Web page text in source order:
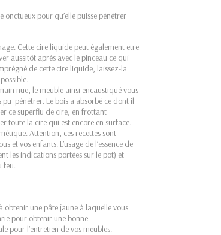
onctueux pour qu’elle puisse pénétrer
Cette cire liquide peut également être
aussitôt après avec le pinceau ce qui
de cette cire liquide, laissez-la
nue, le meuble ainsi encaustiqué vous
pu pénétrer. Le bois a absorbé ce dont il
ce superflu de cire, en frottant
toute la cire qui est encore en surface.
Attention, ces recettes sont
et vos enfants. L’usage de l’essence de
les indications portées sur le pot) et
feu.
obtenir une pâte jaune à laquelle vous
pour obtenir une bonne
pour l’entretien de vos meubles.